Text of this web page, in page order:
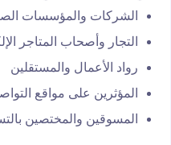
الشركات والمؤسسات
التجار وأصحاب المتاجر
رواد الأعمال والمستقلين
المؤثرين على مواقع
المسوقين والمختصين